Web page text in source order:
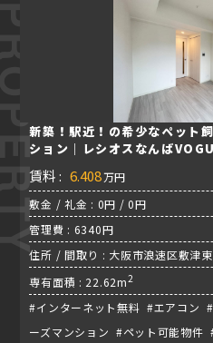
新築！駅近！の希少なペット
ション｜レシオスなんば
賃料 : 6.408万円
敷金 / 礼金 : 0円 / 0円
管理費 : 6340円
住所 / 間取り : 大阪市浪速区敷津
専有面積 : 22.62m2
#インターネット無料 #エアコン
ーズマンション #ペット可能物